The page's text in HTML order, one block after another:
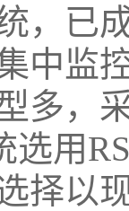
，已
中监
多，
用
择以